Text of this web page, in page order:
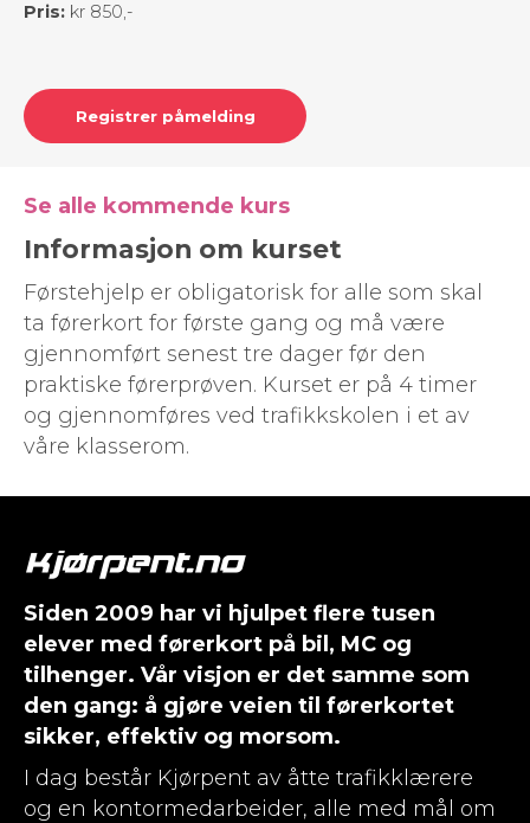
Pris: kr 850,-
Registrer påmelding
Se alle kommende kurs
Informasjon om kurset
Førstehjelp er obligatorisk for alle som skal
ta førerkort for første gang og må være
gjennomført senest tre dager før den
praktiske førerprøven. Kurset er på 4 timer
og gjennomføres ved trafikkskolen i et av
våre klasserom.
Siden 2009 har vi hjulpet flere tusen
elever med førerkort på bil, MC og
tilhenger. Vår visjon er det samme som
den gang: å gjøre veien til førerkortet
sikker, effektiv og morsom.
I dag består Kjørpent av åtte trafikklærere
og en kontormedarbeider, alle med mål om